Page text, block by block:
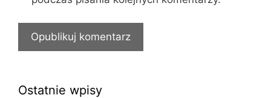
Ostatnie wpisy